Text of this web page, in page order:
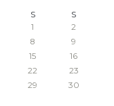
S S
1
2
8
9
15
16
22
23
29
30